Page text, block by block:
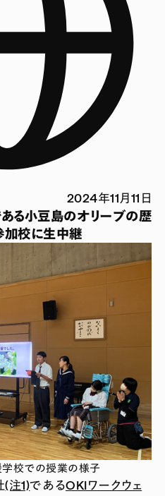
2024年11月11日
る小豆島のオリーブの歴
加校に生中継
校での授業の様子
(注1)であるOKIワークウェ